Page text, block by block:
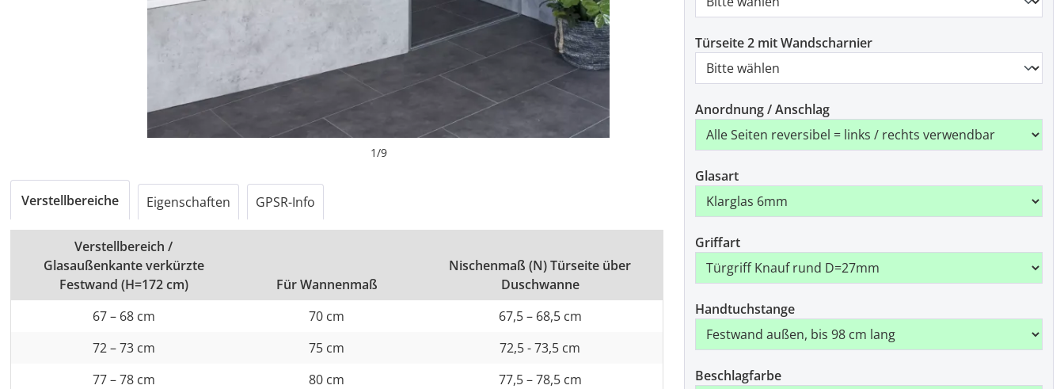
1/9
Türseite 2 mit Wandscharnier
Anordnung / Anschlag
Glasart
Griffart
Handtuchstange
Beschlagfarbe
Verstellbereiche Eigenschaften GPSR-Info
Verstellbereich /
Glasaußenkante verkürzte
Festwand (H=172 cm)
Für Wannenmaß
Nischenmaß (N) Türseite über
Duschwanne
67 – 68 cm
70 cm
67,5 – 68,5 cm
72 – 73 cm
75 cm
72,5 - 73,5 cm
77 – 78 cm
80 cm
77,5 – 78,5 cm